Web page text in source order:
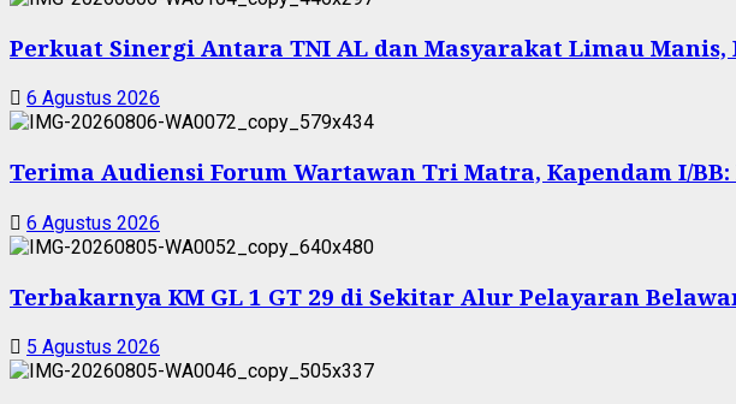
Perkuat Sinergi Antara TNI AL dan Masyarakat Limau
6 Agustus 2026
Terima Audiensi Forum Wartawan Tri Matra, Kapendam I/
6 Agustus 2026
Terbakarnya KM GL 1 GT 29 di Sekitar Alur Pelayaran
5 Agustus 2026